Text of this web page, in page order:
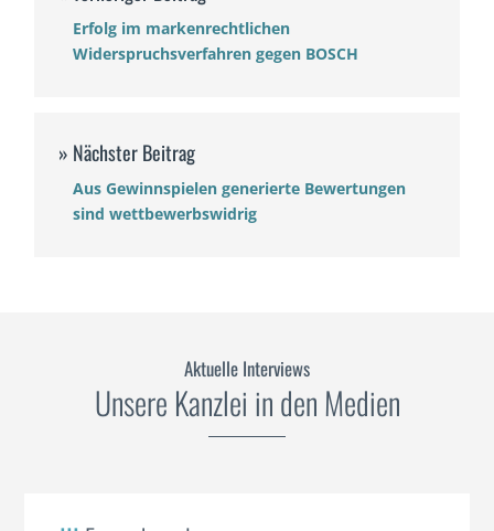
Erfolg im markenrechtlichen
Widerspruchsverfahren gegen BOSCH
Aus Gewinnspielen generierte Bewertungen
sind wettbewerbswidrig
Aktuelle Interviews
Unsere Kanzlei in den Medien